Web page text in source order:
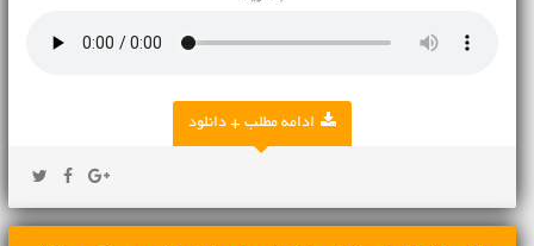
ادامه مطلب + دانلود